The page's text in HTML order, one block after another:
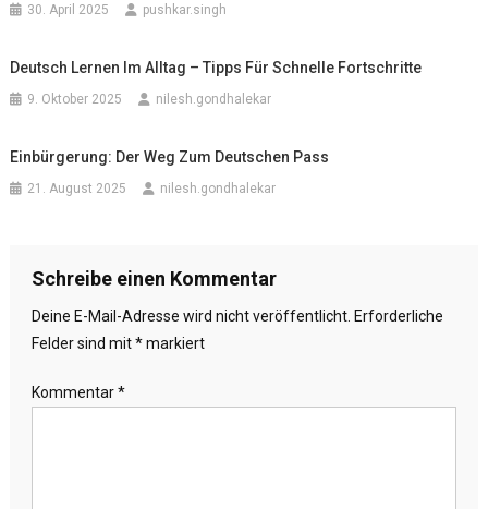
30. April 2025 pushkar.singh
Deutsch Lernen Im Alltag – Tipps Für Schnelle Fortschritte
9. Oktober 2025 nilesh.gondhalekar
Einbürgerung: Der Weg Zum Deutschen Pass
21. August 2025 nilesh.gondhalekar
Schreibe einen Kommentar
Deine E-Mail-Adresse wird nicht veröffentlicht. Erforderliche
Felder sind mit*markiert
Kommentar*